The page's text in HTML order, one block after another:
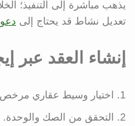
يذهب مباشرة إلى التنفيذ؛
تعديل نشاط قد يحتاج إلى
إنشاء العقد عبر
اختيار وسيط عقاري مرخص
التحقق من الصك والوحدة.